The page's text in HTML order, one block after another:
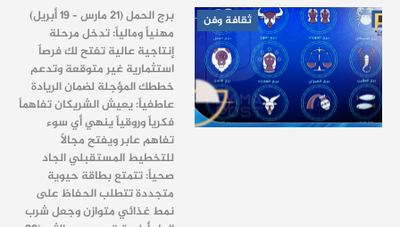
ثقافة وفن
برج الحمل (21 مارس – 19 أبريل)
مهنياً ومالياً: تدخل مرحلة
إنتاجية عالية تفتح لك فرصاً
استثمارية غير متوقعة وتدعم
خططك المؤجلة لضمان الريادة
عاطفياً: يعيش الشريكان تفاهماً
فكرياً وروقياً ينهي أي سوء
تفاهم عابر ويفتح مجالاً
للتخطيط المستقبلي الجاد
صحياً: تتمتع بطاقة حيوية
متجددة تتطلب الحفاظ على
نمط غذائي متوازن وجعل شرب